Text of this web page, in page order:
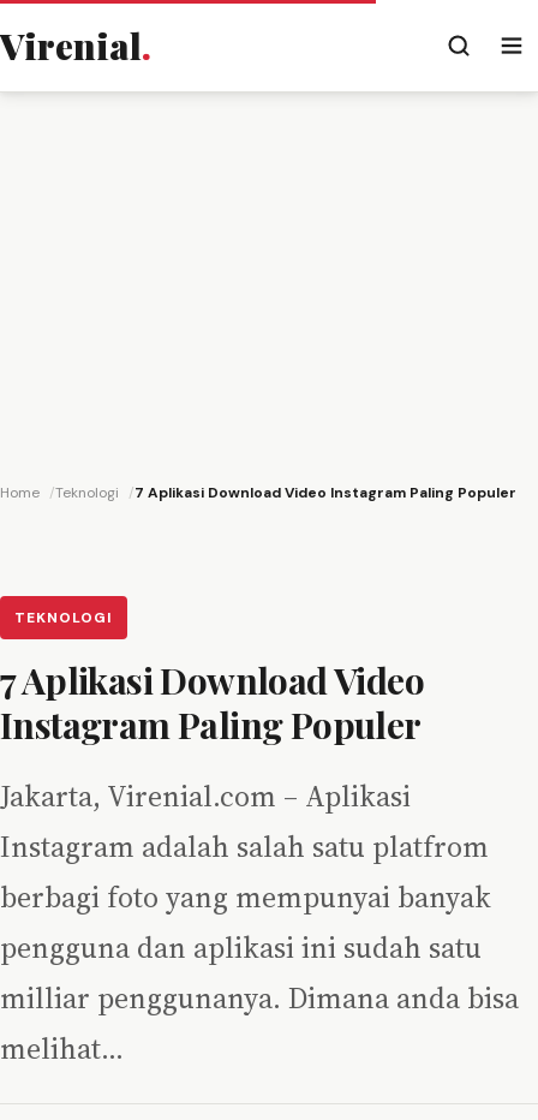
Virenial.
Home Teknologi 7 Aplikasi Download Video Instagram Paling Populer
TEKNOLOGI
7 Aplikasi Download Video
Instagram Paling Populer
Jakarta, Virenial.com – Aplikasi
Instagram adalah salah satu platfrom
berbagi foto yang mempunyai banyak
pengguna dan aplikasi ini sudah satu
milliar penggunanya. Dimana anda bisa
melihat…